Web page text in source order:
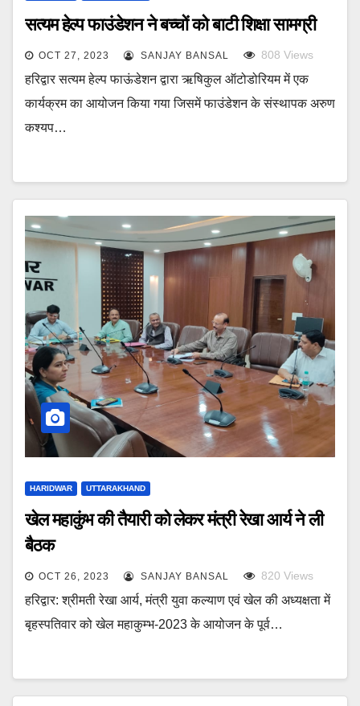
सत्यम हेल्प फाउंडेशन ने बच्चों को बाटी शिक्षा सामग्री
OCT 27, 2023 SANJAY BANSAL 808 Views
हरिद्वार सत्यम हेल्प फाऊंडेशन द्वारा ऋषिकुल ऑटोडोरियम में एक
कार्यक्रम का आयोजन किया गया जिसमें फाउंडेशन के संस्थापक अरुण
कश्यप…
HARIDWAR UTTARAKHAND
खेल महाकुंभ की तैयारी को लेकर मंत्री रेखा आर्य ने ली
बैठक
OCT 26, 2023 SANJAY BANSAL 820 Views
हरिद्वार: श्रीमती रेखा आर्य, मंत्री युवा कल्याण एवं खेल की अध्यक्षता में
बृहस्पतिवार को खेल महाकुम्भ-2023 के आयोजन के पूर्व…